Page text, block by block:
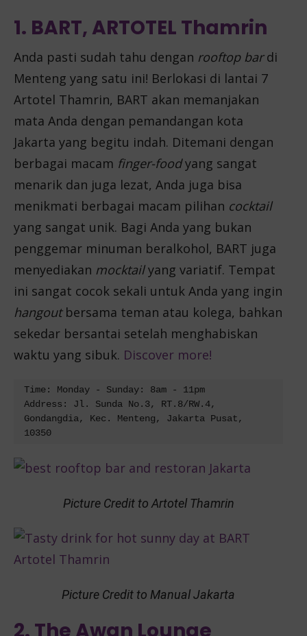
1. BART, ARTOTEL Thamrin
Anda pasti sudah tahu dengan rooftop bardi
Menteng yang satu ini! Berlokasi di lantai 7
Artotel Thamrin, BART akan memanjakan
mata Anda dengan pemandangan kota
Jakarta yang begitu indah. Ditemani dengan
berbagai macam finger-foodyang sangat
menarik dan juga lezat, Anda juga bisa
menikmati berbagai macam pilihan cocktail
yang sangat unik. Bagi Anda yang bukan
penggemar minuman beralkohol, BART juga
menyediakan mocktailyang variatif. Tempat
ini sangat cocok sekali untuk Anda yang ingin
hangout bersama teman atau kolega, bahkan
sekedar bersantai setelah menghabiskan
waktu yang sibuk. Discover more!
Time: Monday - Sunday: 8am - 11pm
Address: Jl. Sunda No.3, RT.8/RW.4,
Gondangdia, Kec. Menteng, Jakarta Pusat,
10350
Picture Credit to Artotel Thamrin
Picture Credit to Manual Jakarta